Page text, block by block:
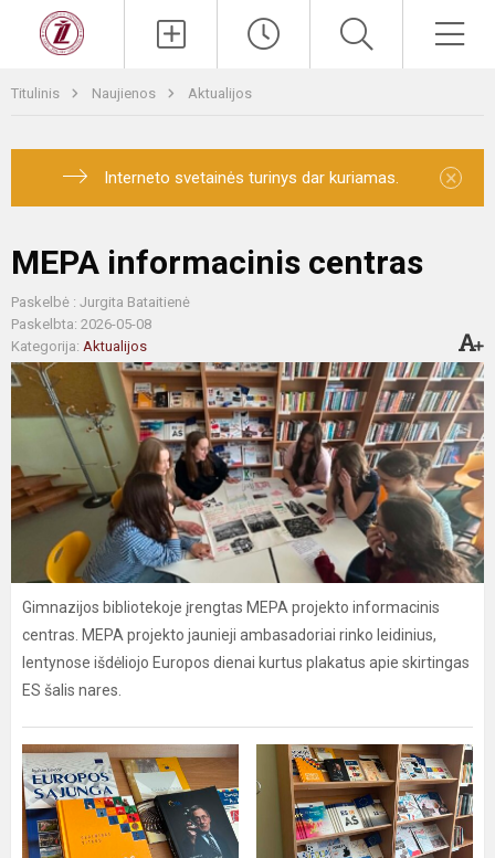
Titulinis Naujienos Aktualijos
Interneto svetainės turinys dar kuriamas. ×
MEPA informacinis centras
Paskelbė : Jurgita Bataitienė
Paskelbta: 2026-05-08
Kategorija: Aktualijos
Gimnazijos bibliotekoje įrengtas MEPA projekto informacinis
centras. MEPA projekto jaunieji ambasadoriai rinko leidinius,
lentynose išdėliojo Europos dienai kurtus plakatus apie skirtingas
ES šalis nares.